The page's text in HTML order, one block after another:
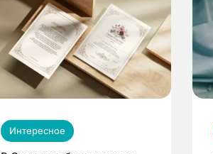
Интересное